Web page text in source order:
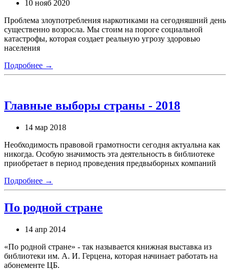
10 нояб 2020
Проблема злоупотребления наркотиками на сегодняшний день
существенно возросла. Мы стоим на пороге социальной
катастрофы, которая создает реальную угрозу здоровью
населения
Подробнее →
Главные выборы страны - 2018
14 мар 2018
Необходимость правовой грамотности сегодня актуальна как
никогда. Особую значимость эта деятельность в библиотеке
приобретает в период проведения предвыборных компаний
Подробнее →
По родной стране
14 апр 2014
«По родной стране» - так называется книжная выставка из
библиотеки им. А. И. Герцена, которая начинает работать на
абонементе ЦБ.